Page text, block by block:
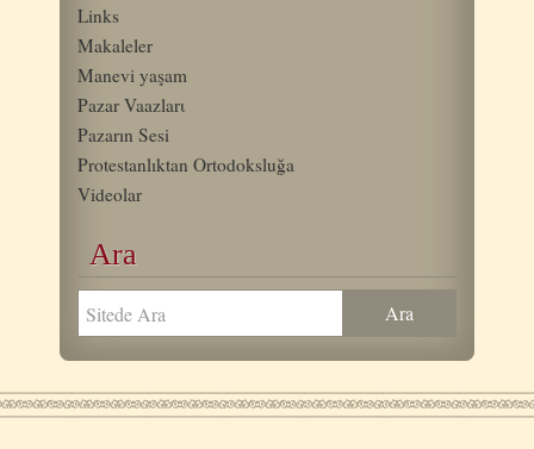
Links
Makaleler
Manevi yaşam
Pazar Vaazlarι
Pazarın Sesi
Protestanlıktan Ortodoksluğa
Videolar
Ara